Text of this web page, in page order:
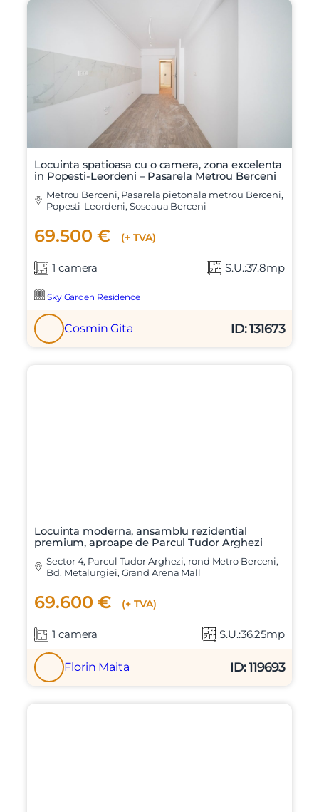
Locuinta spatioasa cu o camera, zona excelenta
in Popesti-Leordeni – Pasarela Metrou Berceni
Metrou Berceni, Pasarela pietonala metrou Berceni,
Popesti-Leordeni, Soseaua Berceni
69.500 € (+ TVA)
1 camera S.U.:37.8mp
Sky Garden Residence
Cosmin Gita ID: 131673
Locuinta moderna, ansamblu rezidential
premium, aproape de Parcul Tudor Arghezi
Sector 4, Parcul Tudor Arghezi, rond Metro Berceni,
Bd. Metalurgiei, Grand Arena Mall
69.600 € (+ TVA)
1 camera S.U.:36.25mp
Florin Maita ID: 119693